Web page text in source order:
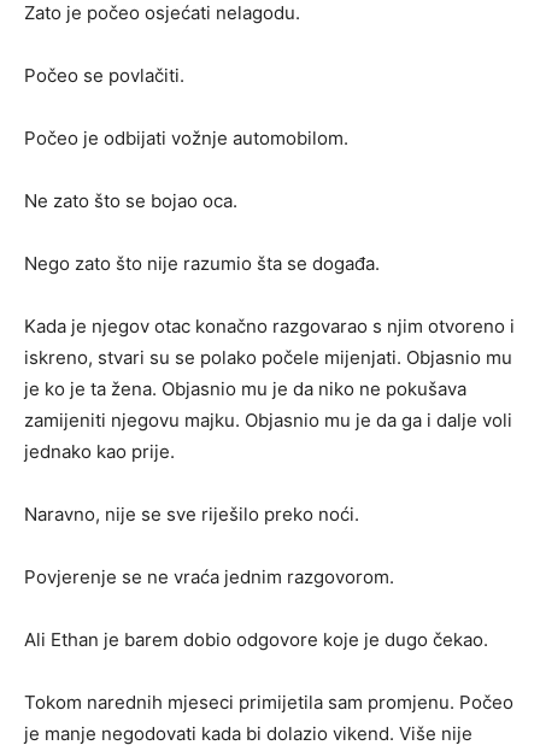
Zato je počeo osjećati nelagodu.
Počeo se povlačiti.
Počeo je odbijati vožnje automobilom.
Ne zato što se bojao oca.
Nego zato što nije razumio šta se događa.
Kada je njegov otac konačno razgovarao s njim otvoreno i
iskreno, stvari su se polako počele mijenjati. Objasnio mu
je ko je ta žena. Objasnio mu je da niko ne pokušava
zamijeniti njegovu majku. Objasnio mu je da ga i dalje voli
jednako kao prije.
Naravno, nije se sve riješilo preko noći.
Povjerenje se ne vraća jednim razgovorom.
Ali Ethan je barem dobio odgovore koje je dugo čekao.
Tokom narednih mjeseci primijetila sam promjenu. Počeo
je manje negodovati kada bi dolazio vikend. Više nije